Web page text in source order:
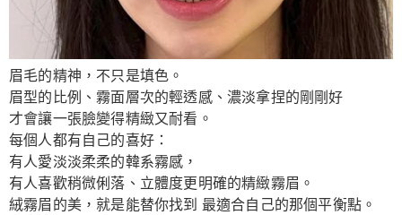
眉毛的精神，不只是填色。
眉型的比例、霧面層次的輕透感、濃淡拿捏的剛剛好
才會讓一張臉變得精緻又耐看。
每個人都有自己的喜好：
有人愛淡淡柔柔的韓系霧感，
有人喜歡稍微俐落、立體度更明確的精緻霧眉。
絨霧眉的美，就是能替你找到 最適合自己的那個平衡點。